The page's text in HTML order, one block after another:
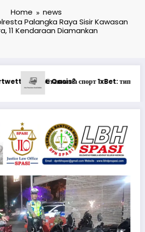
Home
news
Palangka Raya Sisir Kawasan
11 Kendaraan Diamankan
и как их быстро исправитьUnderstanding